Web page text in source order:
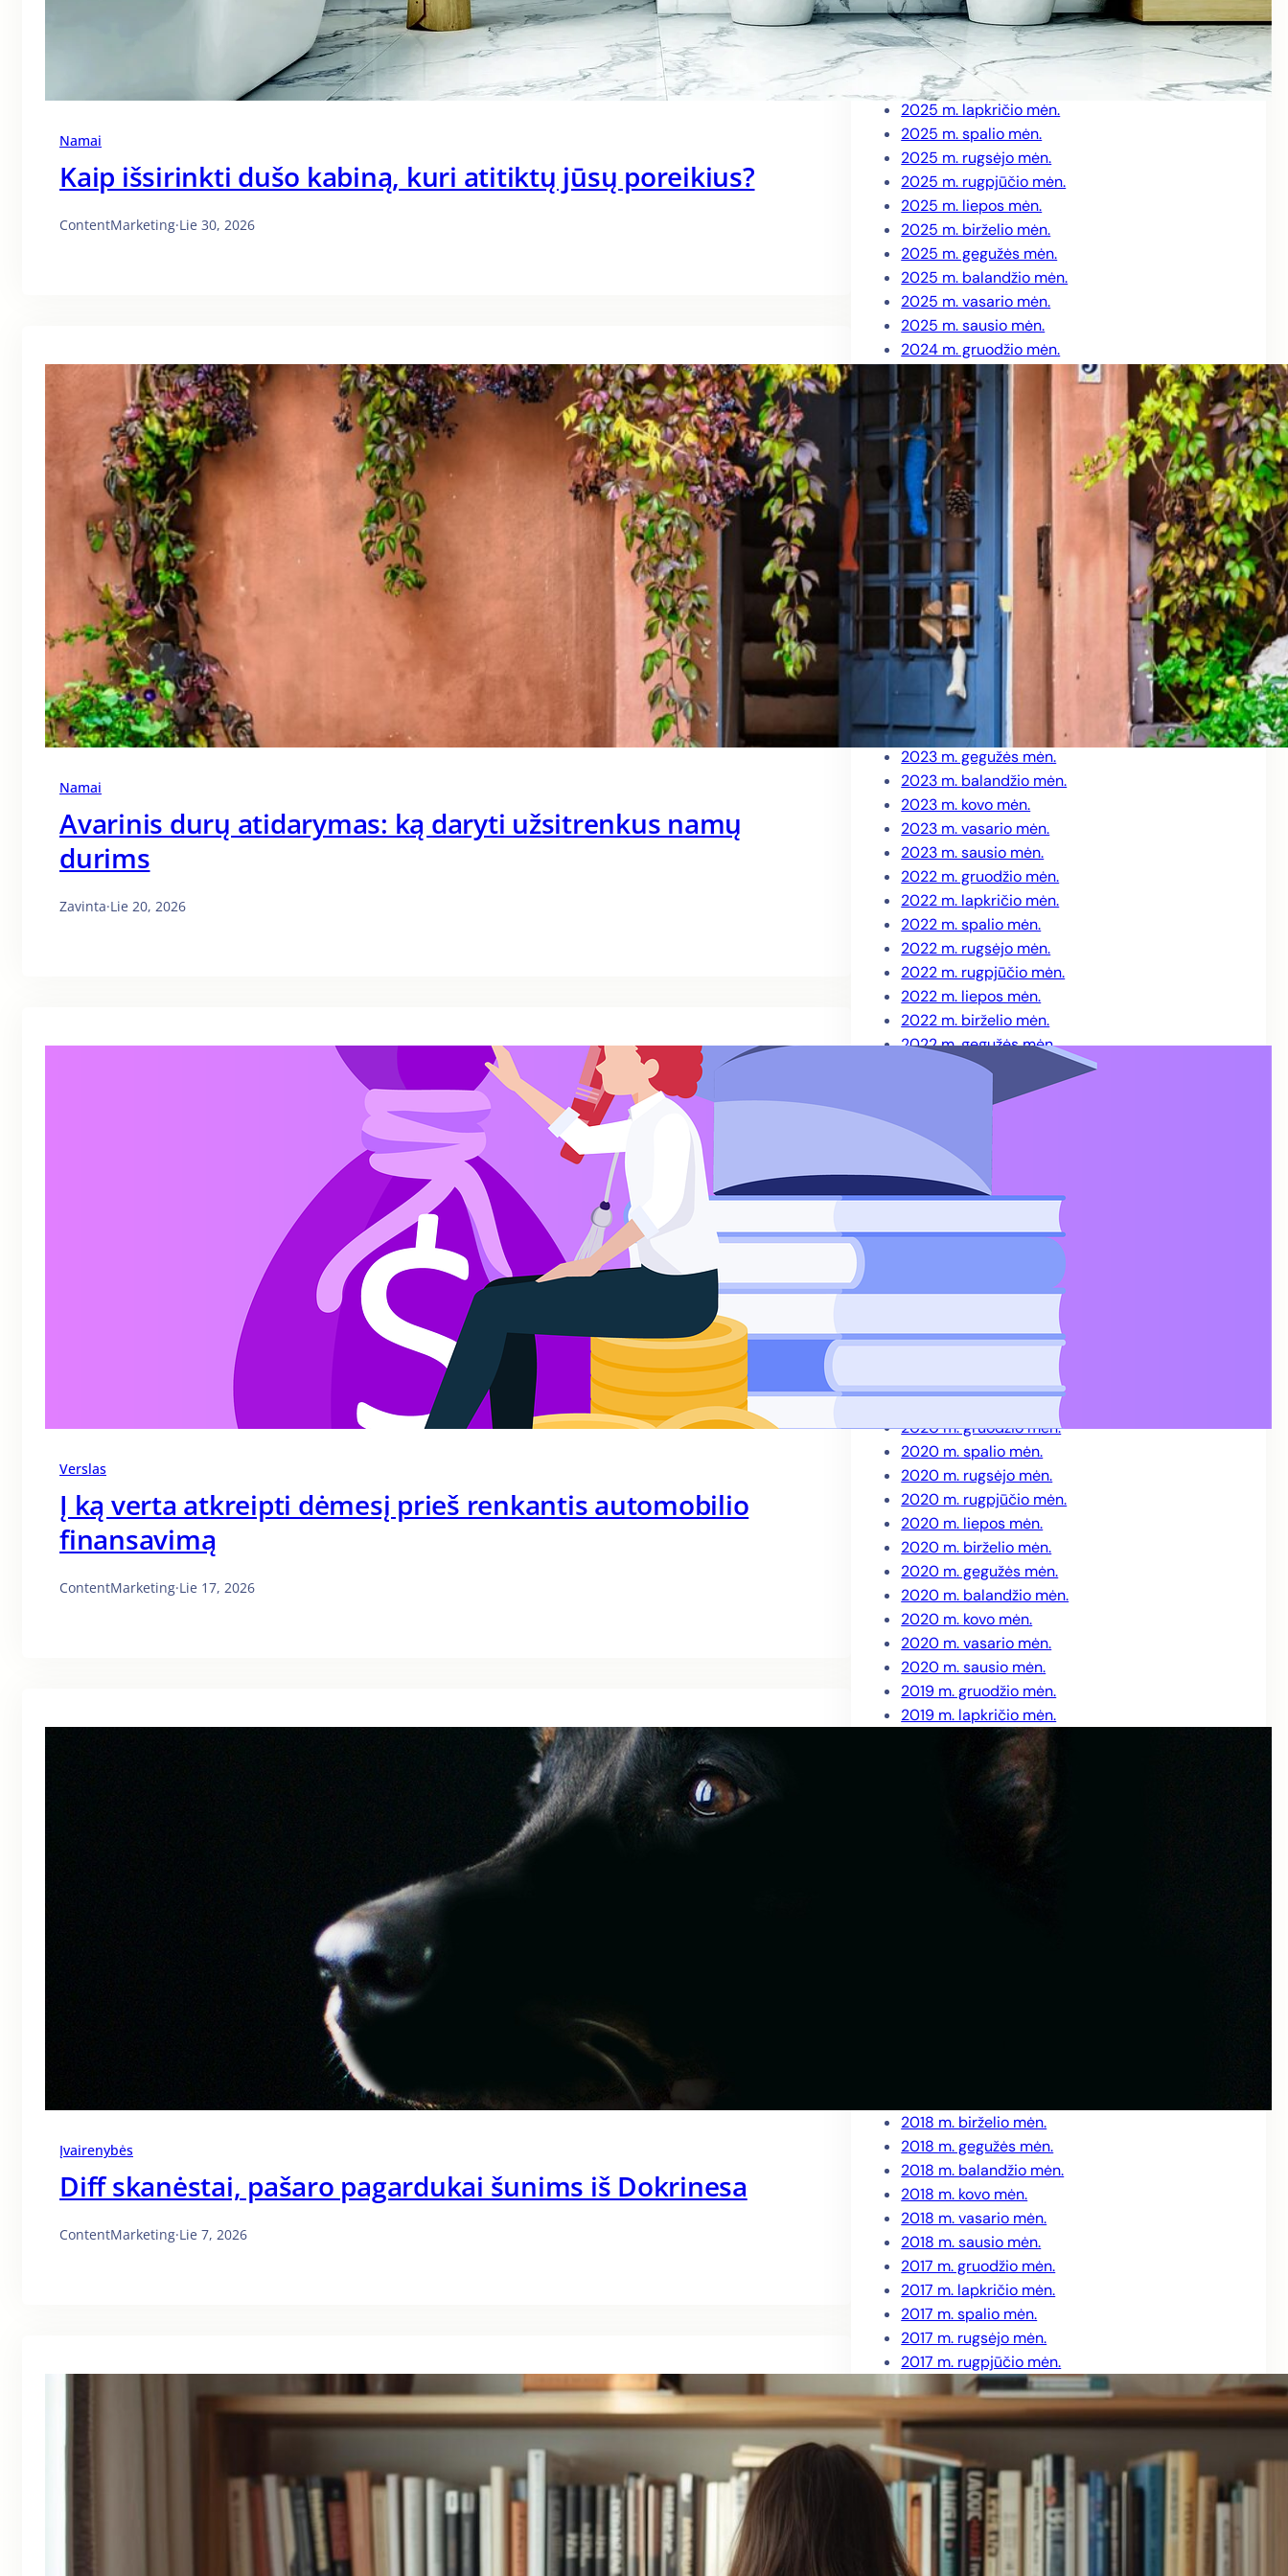
Namai
Kaip išsirinkti dušo kabiną, kuri atitiktų jūsų poreikius?
ContentMarketing·Lie 30, 2026
Namai
Avarinis durų atidarymas: ką daryti užsitrenkus namų
durims
Zavinta·Lie 20, 2026
Verslas
Į ką verta atkreipti dėmesį prieš renkantis automobilio
finansavimą
ContentMarketing·Lie 17, 2026
Įvairenybės
Diff skanėstai, pašaro pagardukai šunims iš Dokrinesa
ContentMarketing·Lie 7, 2026
2026 m. kovo mėn.
2026 m. vasario mėn.
2026 m. sausio mėn.
2025 m. gruodžio mėn.
2025 m. lapkričio mėn.
2025 m. spalio mėn.
2025 m. rugsėjo mėn.
2025 m. rugpjūčio mėn.
2025 m. liepos mėn.
2025 m. birželio mėn.
2025 m. gegužės mėn.
2025 m. balandžio mėn.
2025 m. vasario mėn.
2025 m. sausio mėn.
2024 m. gruodžio mėn.
2024 m. lapkričio mėn.
2024 m. spalio mėn.
2024 m. rugsėjo mėn.
2024 m. rugpjūčio mėn.
2024 m. birželio mėn.
2024 m. gegužės mėn.
2024 m. balandžio mėn.
2024 m. kovo mėn.
2024 m. vasario mėn.
2024 m. sausio mėn.
2023 m. gruodžio mėn.
2023 m. lapkričio mėn.
2023 m. spalio mėn.
2023 m. rugsėjo mėn.
2023 m. liepos mėn.
2023 m. birželio mėn.
2023 m. gegužės mėn.
2023 m. balandžio mėn.
2023 m. kovo mėn.
2023 m. vasario mėn.
2023 m. sausio mėn.
2022 m. gruodžio mėn.
2022 m. lapkričio mėn.
2022 m. spalio mėn.
2022 m. rugsėjo mėn.
2022 m. rugpjūčio mėn.
2022 m. liepos mėn.
2022 m. birželio mėn.
2022 m. gegužės mėn.
2022 m. balandžio mėn.
2022 m. kovo mėn.
2021 m. gruodžio mėn.
2021 m. lapkričio mėn.
2021 m. spalio mėn.
2021 m. rugpjūčio mėn.
2021 m. balandžio mėn.
2020 m. gruodžio mėn.
2020 m. spalio mėn.
2020 m. rugsėjo mėn.
2020 m. rugpjūčio mėn.
2020 m. liepos mėn.
2020 m. birželio mėn.
2020 m. gegužės mėn.
2020 m. balandžio mėn.
2020 m. kovo mėn.
2020 m. vasario mėn.
2020 m. sausio mėn.
2019 m. gruodžio mėn.
2019 m. lapkričio mėn.
2019 m. spalio mėn.
2019 m. rugsėjo mėn.
2019 m. rugpjūčio mėn.
2019 m. liepos mėn.
2019 m. birželio mėn.
2019 m. gegužės mėn.
2018 m. birželio mėn.
2018 m. gegužės mėn.
2018 m. balandžio mėn.
2018 m. kovo mėn.
2018 m. vasario mėn.
2018 m. sausio mėn.
2017 m. gruodžio mėn.
2017 m. lapkričio mėn.
2017 m. spalio mėn.
2017 m. rugsėjo mėn.
2017 m. rugpjūčio mėn.
2017 m. liepos mėn.
2017 m. birželio mėn.
2017 m. gegužės mėn.
2017 m. balandžio mėn.
2017 m. kovo mėn.
2017 m. vasario mėn.
2017 m. sausio mėn.
2016 m. gruodžio mėn.